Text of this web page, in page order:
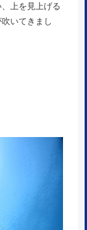
上を見上げる
いてきまし